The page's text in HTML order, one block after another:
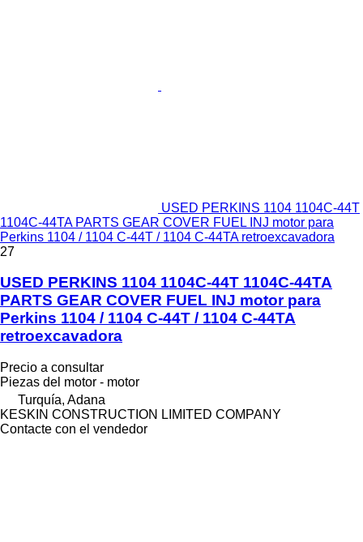
USED PERKINS 1104 1104C-44T
1104C-44TA PARTS GEAR COVER FUEL INJ motor para
Perkins 1104 / 1104 C-44T / 1104 C-44TA retroexcavadora
27
USED PERKINS 1104 1104C-44T 1104C-44TA
PARTS GEAR COVER FUEL INJ motor para
Perkins 1104 / 1104 C-44T / 1104 C-44TA
retroexcavadora
Precio a consultar
Piezas del motor - motor
Turquía, Adana
KESKIN CONSTRUCTION LIMITED COMPANY
Contacte con el vendedor